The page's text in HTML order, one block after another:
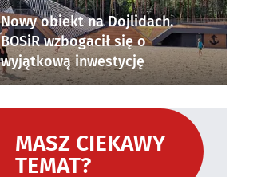
Nowy obiekt na Dojlidach.
BOSiR wzbogacił się o
wyjątkową inwestycję
MASZ CIEKAWY
TEMAT?